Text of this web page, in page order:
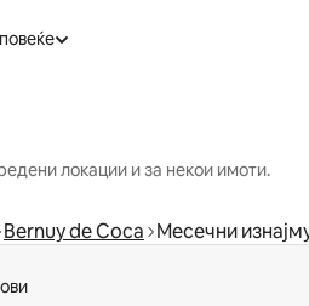
локации и за некои имоти.
Bernuy de Coca Месечни